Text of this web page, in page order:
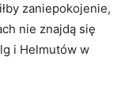
zaniepokojenie,
nie znajdą się
i Helmutów w